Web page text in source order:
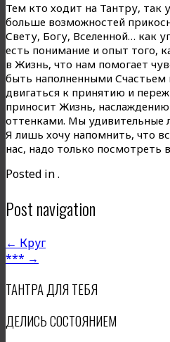
Тем кто ходит на Тантру, так
больше возможностей
Свету, Богу, Вселенной… как
есть понимание и опыт того,
в Жизнь, что нам помогает
быть наполненными
двигаться к принятию и
приносит Жизнь,
оттенками. Мы удивительные
Я лишь хочу напомнить, что
нас, надо только посмотреть
Posted in .
Post navigation
← Круг
*** →
ТАНТРА ДЛЯ ТЕБЯ
ДЕЛИСЬ СОСТОЯНИЕМ